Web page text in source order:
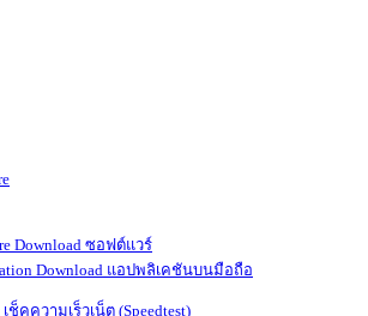
ซอฟต์แวร์
แอปพลิเคชันบนมือถือ
เช็คความเร็วเน็ต (Speedtest)